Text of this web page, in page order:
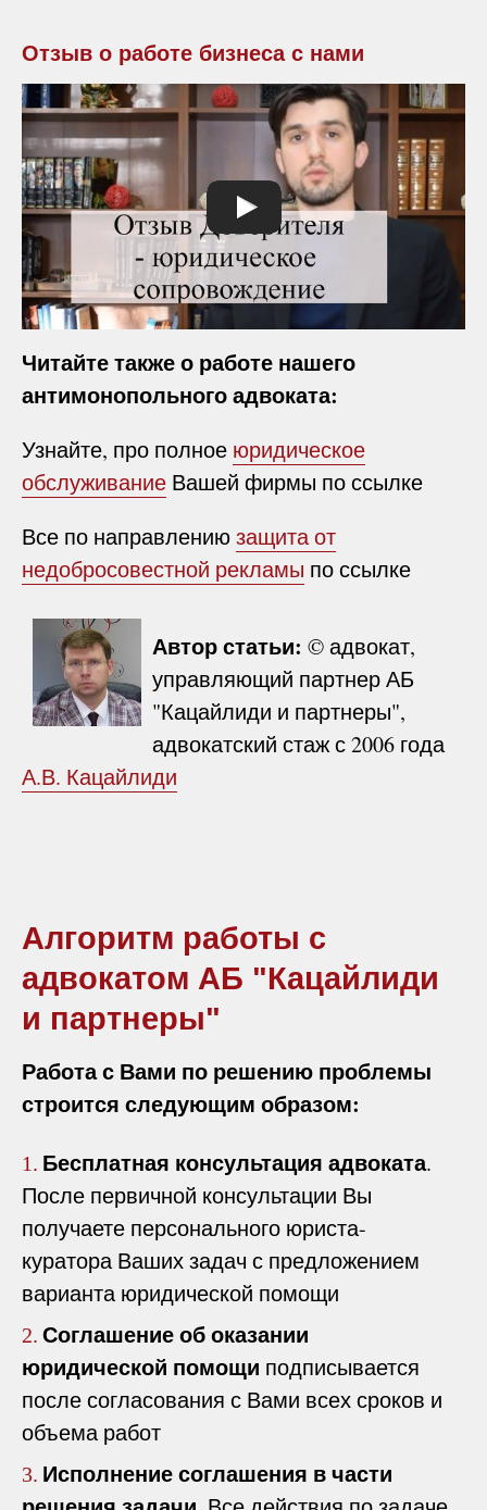
Отзыв о работе бизнеса с нами
Читайте также о работе нашего
антимонопольного адвоката:
Узнайте, про полное юридическое
обслуживание Вашей фирмы по ссылке
Все по направлениюзащита от
недобросовестной рекламы по ссылке
Автор статьи: © адвокат,
управляющий партнер АБ
"Кацайлиди и партнеры",
адвокатский стаж с 2006 года
А.В. Кацайлиди
Алгоритм работы с
адвокатом АБ "Кацайлиди
и партнеры"
Работа с Вами по решению проблемы
строится следующим образом:
1. Бесплатная консультация адвоката.
После первичной консультации Вы
получаете персонального юриста-
куратора Ваших задач с предложением
варианта юридической помощи
2. Соглашение об оказании
юридической помощи подписывается
после согласования с Вами всех сроков и
объема работ
3. Исполнение соглашения в части